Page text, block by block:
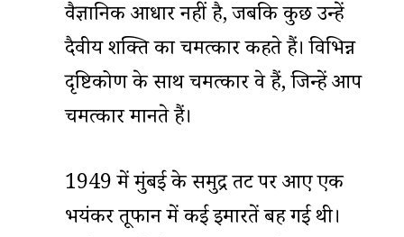
वैज्ञानिक आधार नहीं है, जबकि कुछ उन्हें
दैवीय शक्ति का चमत्कार कहते हैं। विभिन्न
दृष्टिकोण के साथ चमत्कार वे हैं, जिन्हें आप
चमत्कार मानते हैं।
1949 में मुंबई के समुद्र तट पर आए एक
भयंकर तूफान में कई इमारतें बह गई थी।